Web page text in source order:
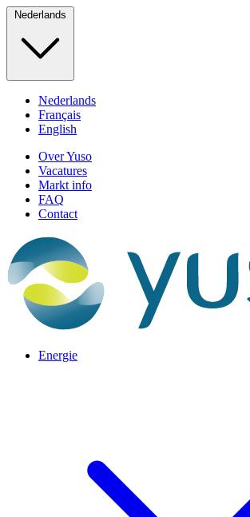
Nederlands
Nederlands
Français
English
Over Yuso
Vacatures
Markt info
FAQ
Contact
Energie